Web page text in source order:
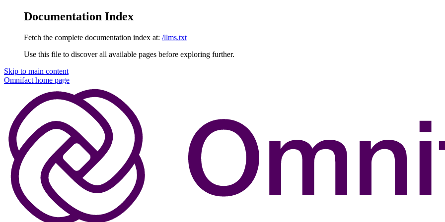
Documentation Index
Fetch the complete documentation index at: /llms.txt
Use this file to discover all available pages before exploring further.
Skip to main content
Omnifact home page